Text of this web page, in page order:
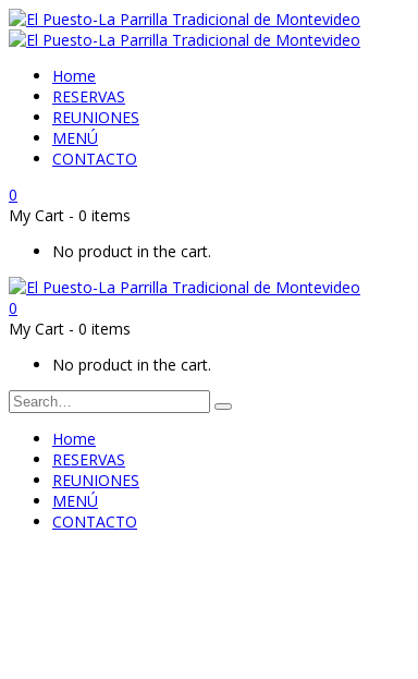
Home
RESERVAS
REUNIONES
MENÚ
CONTACTO
0
My Cart - 0 items
No product in the cart.
0
My Cart - 0 items
No product in the cart.
Home
RESERVAS
REUNIONES
MENÚ
CONTACTO